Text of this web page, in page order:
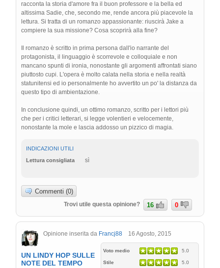
racconta la storia d'amore fra il buon professore e la bella ed
altissima Sadie, che, secondo me, rende ancora più piacevole la
lettura. Si tratta di un romanzo appassionante: riuscirà Jake a
compiere la sua missione? Cosa scoprirà alla fine?
Il romanzo è scritto in prima persona dall'io narrante del
protagonista, il linguaggio è scorrevole e colloquiale e non
mancano spunti di ironia, nonostante gli argomenti affrontati siano
piuttosto cupi. L'opera è molto calata nella storia e nella realtà
statunitensi ed io personalmente ho avvertito un po' la distanza da
questo tipo di ambientazione.
In conclusione quindi, un ottimo romanzo, scritto per i lettori più
che per i critici letterari, si legge volentieri e velocemente,
nonostante la mole e lascia addosso un pizzico di magia.
INDICAZIONI UTILI
Lettura consigliata
sì
Commenti (0)
Trovi utile questa opinione? 16 0
Opinione inserita da Francj88 16 Agosto, 2015
Voto medio 5.0
Stile 5.0
UN LINDY HOP SULLE
NOTE DEL TEMPO